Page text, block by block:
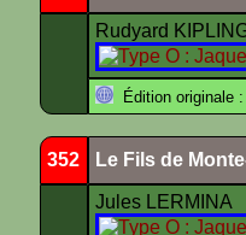
Rudyard
Édition originale :
352 Le Fils de
Jules LERMINA